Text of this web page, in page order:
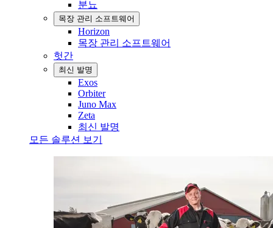
분뇨
목장 관리 소프트웨어
Horizon
목장 관리 소프트웨어
헛간
최신 발명
Exos
Orbiter
Juno Max
Zeta
최신 발명
모든 솔루션 보기